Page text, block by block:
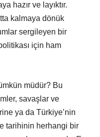
hazır ve layıktır.
kalmaya dönük
sergileyen bir
için ham
müdür? Bu
savaşlar ve
ya da Türkiye’nin
tarihinin herhangi bir